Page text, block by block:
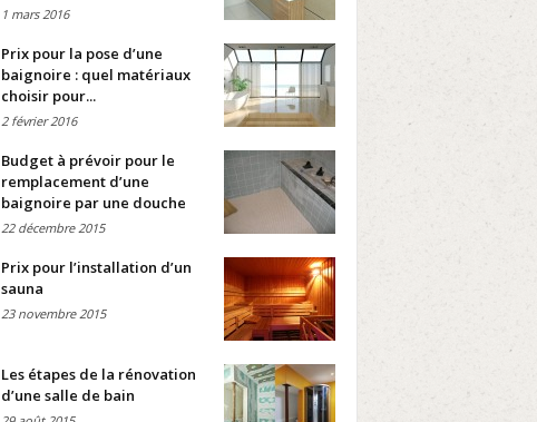
1 mars 2016
Prix pour la pose d’une
baignoire : quel matériaux
choisir pour...
2 février 2016
Budget à prévoir pour le
remplacement d’une
baignoire par une douche
22 décembre 2015
Prix pour l’installation d’un
sauna
23 novembre 2015
Les étapes de la rénovation
d’une salle de bain